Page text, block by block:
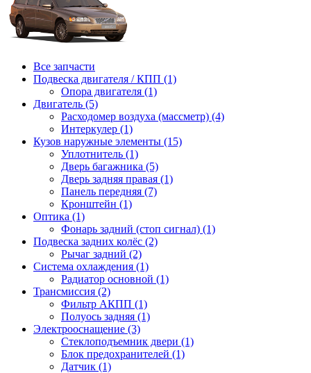
Все запчасти
Подвеска двигателя / КПП (1)
Опора двигателя (1)
Двигатель (5)
Расходомер воздуха (массметр) (4)
Интеркулер (1)
Кузов наружные элементы (15)
Уплотнитель (1)
Дверь багажника (5)
Дверь задняя правая (1)
Панель передняя (7)
Кронштейн (1)
Оптика (1)
Фонарь задний (стоп сигнал) (1)
Подвеска задних колёс (2)
Рычаг задний (2)
Система охлаждения (1)
Радиатор основной (1)
Трансмиссия (2)
Фильтр АКПП (1)
Полуось задняя (1)
Электрооснащение (3)
Стеклоподъемник двери (1)
Блок предохранителей (1)
Датчик (1)